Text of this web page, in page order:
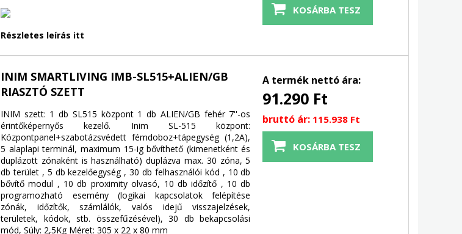
Részletes leírás itt
INIM SMARTLIVING IMB-SL515+ALIEN/GB
RIASZTÓ SZETT
INIM szett: 1 db SL515 központ 1 db ALIEN/GB fehér 7''-os
érintőképernyős kezelő. Inim SL-515 központ:
Központpanel+szabotázsvédett fémdoboz+tápegység (1,2A),
5 alaplapi terminál, maximum 15-ig bővíthető (kimenetként és
duplázott zónaként is használható) duplázva max. 30 zóna, 5
db terület , 5 db kezelőegység , 30 db felhasználói kód , 10 db
bővítő modul , 10 db proximity olvasó, 10 db időzítő , 10 db
programozható esemény (logikai kapcsolatok felépítése
zónák, időzítők, számlálók, valós idejű visszajelzések,
területek, kódok, stb. összefűzésével), 30 db bekapcsolási
mód, Súly: 2,5Kg Méret: 305 x 22 x 80 mm
A termék nettó ára:
91.290 Ft
bruttó ár: 115.938 Ft